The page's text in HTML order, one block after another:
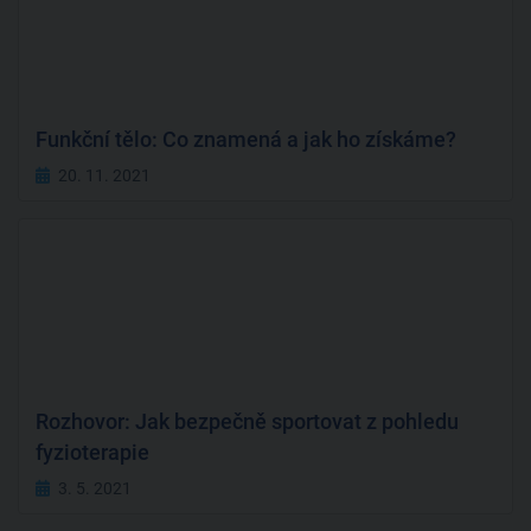
Funkční tělo: Co znamená a jak ho získáme?
20. 11. 2021
Rozhovor: Jak bezpečně sportovat z pohledu
fyzioterapie
3. 5. 2021